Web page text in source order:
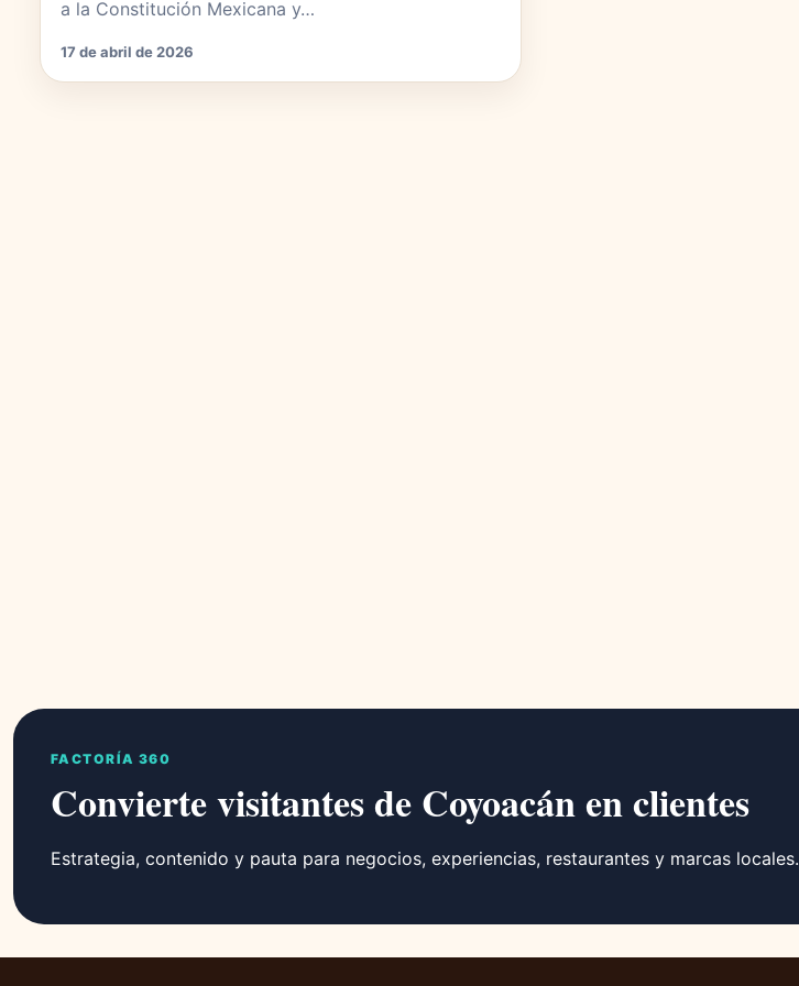
a la Constitución Mexicana y…
17 de abril de 2026
FACTORÍA 360
Convierte visitantes de Coyoacán en clientes
Estrategia, contenido y pauta para negocios, experiencias, restaurantes y marcas locales.